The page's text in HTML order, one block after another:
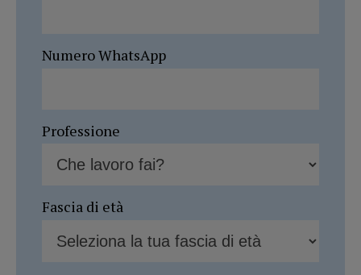
Numero WhatsApp
Professione
Fascia di età